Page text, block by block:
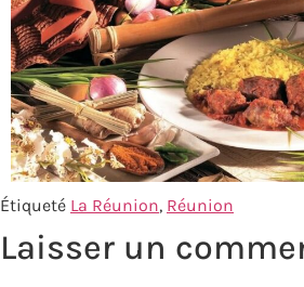
Étiqueté La Réunion, Réunion
Laisser un